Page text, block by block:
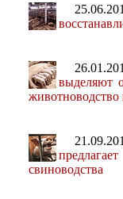
выделяют
животноводство
свиноводства